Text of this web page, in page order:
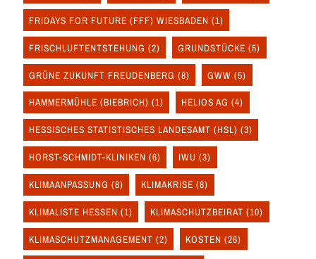
FRIDAYS FOR FUTURE (FFF) WIESBADEN (1)
FRISCHLUFTENTSTEHUNG (2) GRUNDSTÜCKE (5)
GRÜNE ZUKUNFT FREUDENBERG (8) GWW (5)
HAMMERMÜHLE (BIEBRICH) (1) HELIOS AG (4)
HESSISCHES STATISTISCHES LANDESAMT (HSL) (3)
HORST-SCHMIDT-KLINIKEN (6) IWU (3)
KLIMAANPASSUNG (8) KLIMAKRISE (8)
KLIMALISTE HESSEN (1) KLIMASCHUTZBEIRAT (10)
KLIMASCHUTZMANAGEMENT (2) KOSTEN (26)